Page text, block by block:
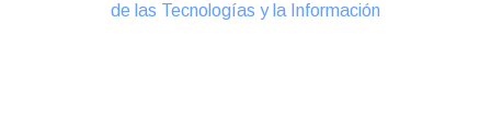
de las Tecnologías y la Información